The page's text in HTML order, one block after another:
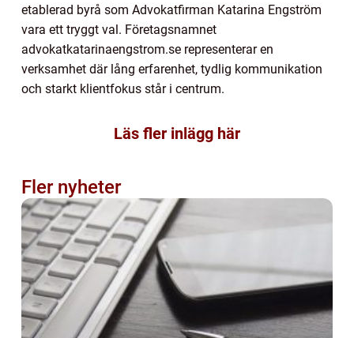
etablerad byrå som Advokatfirman Katarina Engström
vara ett tryggt val. Företagsnamnet
advokatkatarinaengstrom.se representerar en
verksamhet där lång erfarenhet, tydlig kommunikation
och starkt klientfokus står i centrum.
Läs fler inlägg här
Fler nyheter